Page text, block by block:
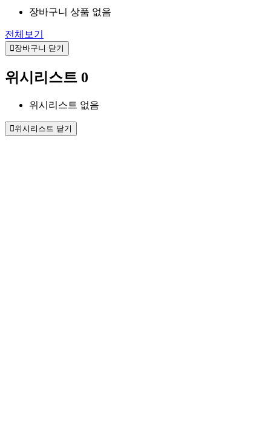
장바구니 상품 없음
전체보기
장바구니 닫기
위시리스트 0
위시리스트 없음
위시리스트 닫기